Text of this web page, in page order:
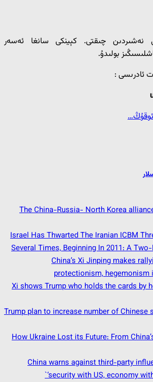
نەشىردىن چىقتى. كېينكى سانغا ئەسەر
بولىدۇ.
ئادرىسى :
ئوقۇڭ…
The China-Russia- North Korea
Israel Has Thwarted The Iranian ICBM
Several Times, Beginning In 2011: A
China’s Xi Jinping makes
protectionism, hegemonism
Xi shows Trump who holds the cards by
Trump plan to increase number of Chinese
How Ukraine Lost its Future: From
China warns against third-party
‘security with US, economy